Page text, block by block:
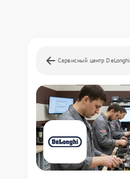
Сервисный центр DeLonghi